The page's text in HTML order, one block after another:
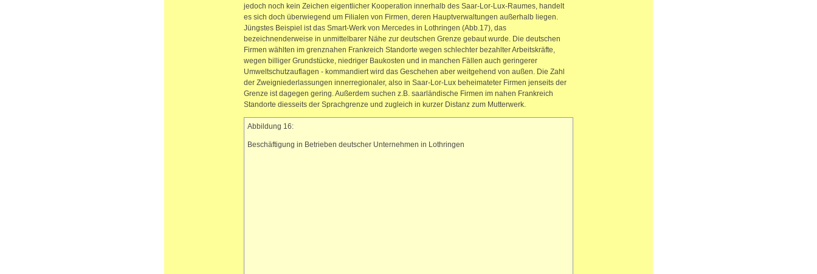
jedoch noch kein Zeichen eigentlicher Kooperation innerhalb des Saar-Lor-Lux-Raumes, handelt
es sich doch überwiegend um Filialen von Firmen, deren Hauptverwaltungen außerhalb liegen.
Jüngstes Beispiel ist das Smart-Werk von Mercedes in Lothringen (Abb.17), das
bezeichnenderweise in unmittelbarer Nähe zur deutschen Grenze gebaut wurde. Die deutschen
Firmen wählten im grenznahen Frankreich Standorte wegen schlechter bezahlter Arbeitskräfte,
wegen billiger Grundstücke, niedriger Baukosten und in manchen Fällen auch geringerer
Umweltschutzauflagen - kommandiert wird das Geschehen aber weitgehend von außen. Die Zahl
der Zweigniederlassungen innerregionaler, also in Saar-Lor-Lux beheimateter Firmen jenseits der
Grenze ist dagegen gering. Außerdem suchen z.B. saarländische Firmen im nahen Frankreich
Standorte diesseits der Sprachgrenze und zugleich in kurzer Distanz zum Mutterwerk.
Abbildung 16:
Beschäftigung in Betrieben deutscher Unternehmen in Lothringen